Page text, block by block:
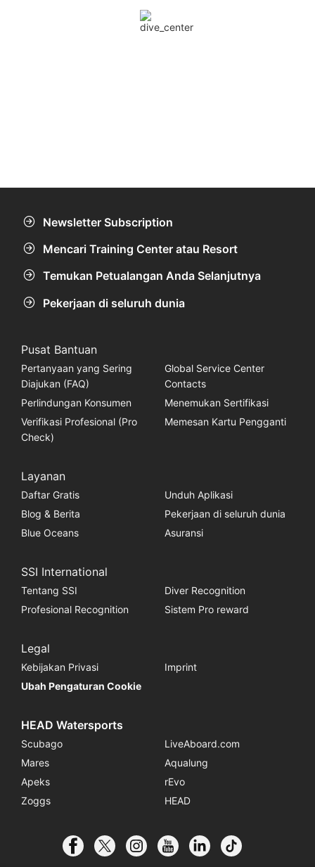
Newsletter Subscription
Mencari Training Center atau Resort
Temukan Petualangan Anda Selanjutnya
Pekerjaan di seluruh dunia
Pusat Bantuan
Pertanyaan yang Sering
Diajukan (FAQ)
Global Service Center
Contacts
Perlindungan Konsumen
Menemukan Sertifikasi
Verifikasi Profesional (Pro
Check)
Memesan Kartu Pengganti
Layanan
Daftar Gratis
Unduh Aplikasi
Blog & Berita
Pekerjaan di seluruh dunia
Blue Oceans
Asuransi
SSI International
Tentang SSI
Diver Recognition
Profesional Recognition
Sistem Pro reward
Legal
Kebijakan Privasi
Imprint
Ubah Pengaturan Cookie
HEAD Watersports
Scubago
LiveAboard.com
Mares
Aqualung
Apeks
rEvo
Zoggs
HEAD